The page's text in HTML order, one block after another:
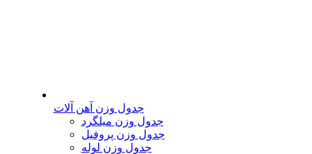
جدول وزن آهن آلات
جدول وزن میلگرد
جدول وزن پروفیل
جدول وزن لوله